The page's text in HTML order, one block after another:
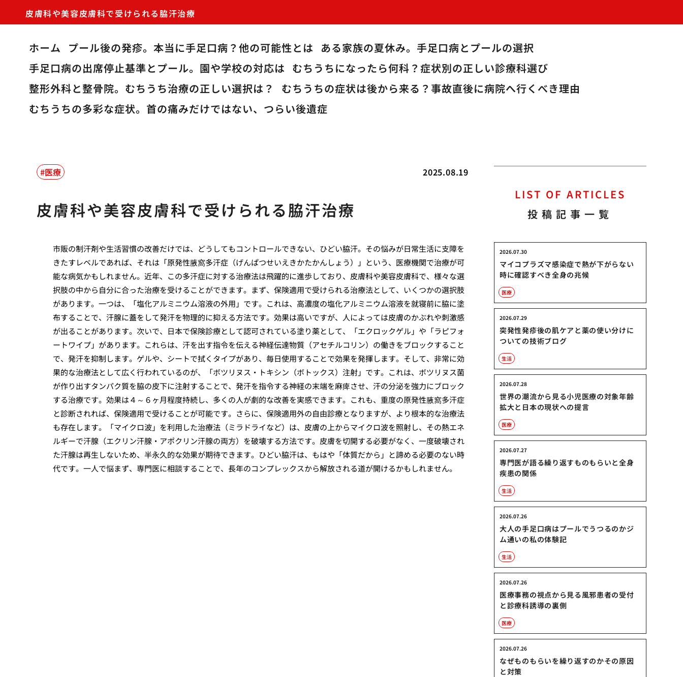
皮膚科や美容皮膚科で受けられる脇汗治療
ホーム プール後の発疹。本当に手足口病？他の可能性とは
ある家族の夏休み。手足口病とプールの選択
手足口病の出席停止基準とプール。園や学校の対応は むちうちになったら何科？症状別の正しい診療科選び
整形外科と整骨院。むちうち治療の正しい選択は？
むちうちの症状は後から来る？事故直後に病院へ行くべき理由
むちうちの多彩な症状。首の痛みだけではない、つらい後遺症
2025.08.19
医療
皮膚科や美容皮膚科で受けられる脇汗治療
市販の制汗剤や生活習慣の改善だけでは、どうしてもコントロールできない、ひどい脇汗。その悩みが日常生活に支障を
きたすレベルであれば、それは「原発性腋窩多汗症（げんぱつせいえきかたかんしょう）」という、医療機関で治療が可
能な病気かもしれません。近年、この多汗症に対する治療法は飛躍的に進歩しており、皮膚科や美容皮膚科で、様々な選
択肢の中から自分に合った治療を受けることができます。まず、保険適用で受けられる治療法として、いくつかの選択肢
があります。一つは、「塩化アルミニウム溶液の外用」です。これは、高濃度の塩化アルミニウム溶液を就寝前に脇に塗
布することで、汗腺に蓋をして発汗を物理的に抑える方法です。効果は高いですが、人によっては皮膚のかぶれや刺激感
が出ることがあります。次いで、日本で保険診療として認可されている塗り薬として、「エクロックゲル」や「ラピフォ
ートワイプ」があります。これらは、汗を出す指令を伝える神経伝達物質（アセチルコリン）の働きをブロックすること
で、発汗を抑制します。ゲルや、シートで拭くタイプがあり、毎日使用することで効果を発揮します。そして、非常に効
果的な治療法として広く行われているのが、「ボツリヌス・トキシン（ボトックス）注射」です。これは、ボツリヌス菌
が作り出すタンパク質を脇の皮下に注射することで、発汗を指令する神経の末端を麻痺させ、汗の分泌を強力にブロック
する治療です。効果は４～６ヶ月程度持続し、多くの人が劇的な改善を実感できます。これも、重度の原発性腋窩多汗症
と診断されれば、保険適用で受けることが可能です。さらに、保険適用外の自由診療となりますが、より根本的な治療法
も存在します。「マイクロ波」を利用した治療法（ミラドライなど）は、皮膚の上からマイクロ波を照射し、その熱エネ
ルギーで汗腺（エクリン汗腺・アポクリン汗腺の両方）を破壊する方法です。皮膚を切開する必要がなく、一度破壊され
た汗腺は再生しないため、半永久的な効果が期待できます。ひどい脇汗は、もはや「体質だから」と諦める必要のない時
代です。一人で悩まず、専門医に相談することで、長年のコンプレックスから解放される道が開けるかもしれません。
LIST OF ARTICLES
投稿記事一覧
マイコプラズマ感染症で熱が下がらない
時に確認すべき全身の兆候
2026.07.30
医療
突発性発疹後の肌ケアと薬の使い分けに
ついての技術ブログ
2026.07.29
生活
世界の潮流から見る小児医療の対象年齢
拡大と日本の現状への提言
2026.07.28
医療
専門医が語る繰り返すものもらいと全身
疾患の関係
2026.07.27
生活
大人の手足口病はプールでうつるのかジ
ム通いの私の体験記
2026.07.26
生活
医療事務の視点から見る風邪患者の受付
と診療科誘導の裏側
2026.07.26
医療
なぜものもらいを繰り返すのかその原因
と対策
2026.07.26